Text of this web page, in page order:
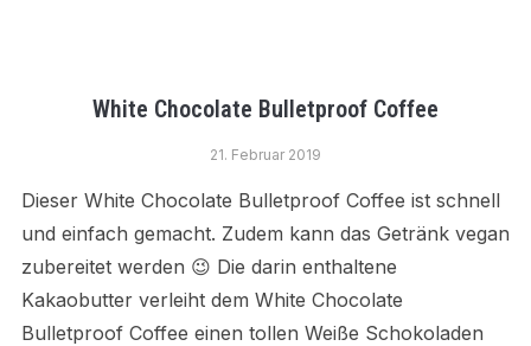
White Chocolate Bulletproof Coffee
21. Februar 2019
Dieser White Chocolate Bulletproof Coffee ist schnell
und einfach gemacht. Zudem kann das Getränk vegan
zubereitet werden 😉 Die darin enthaltene
Kakaobutter verleiht dem White Chocolate
Bulletproof Coffee einen tollen Weiße Schokoladen